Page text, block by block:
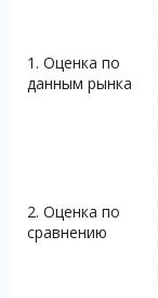
1. Оценка по
данным рынка
2. Оценка по
сравнению